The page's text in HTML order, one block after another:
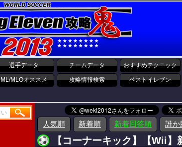
選手データ チームデータ おすすめテクニック
ML/MLOオススメ 攻略情報検索 ベストイレブン
人気順 新着順 新着回答順 誰か
【コーナーキック】【Wii